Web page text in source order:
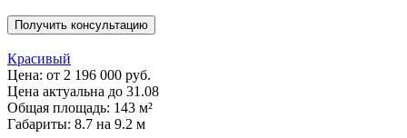
Получить консультацию
Красивый
Цена: от 2 196 000 руб.
Цена актуальна до 31.08
Общая площадь: 143 м²
Габариты: 8.7 на 9.2 м